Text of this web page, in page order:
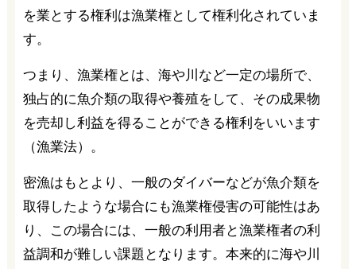
を業とする権利は漁業権として権利化されていま
す。
つまり、漁業権とは、海や川など一定の場所で、
独占的に魚介類の取得や養殖をして、その成果物
を売却し利益を得ることができる権利をいいます
（漁業法）。
密漁はもとより、一般のダイバーなどが魚介類を
取得したような場合にも漁業権侵害の可能性はあ
り、この場合には、一般の利用者と漁業権者の利
益調和が難しい課題となります。本来的に海や川